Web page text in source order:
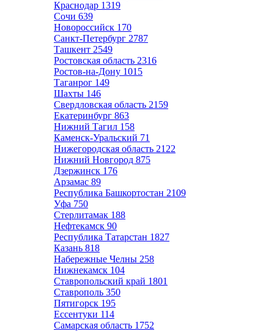
Краснодар 1319
Сочи 639
Новороссийск 170
Санкт-Петербург 2787
Ташкент 2549
Ростовская область 2316
Ростов-на-Дону 1015
Таганрог 149
Шахты 146
Свердловская область 2159
Екатеринбург 863
Нижний Тагил 158
Каменск-Уральский 71
Нижегородская область 2122
Нижний Новгород 875
Дзержинск 176
Арзамас 89
Республика Башкортостан 2109
Уфа 750
Стерлитамак 188
Нефтекамск 90
Республика Татарстан 1827
Казань 818
Набережные Челны 258
Нижнекамск 104
Ставропольский край 1801
Ставрополь 350
Пятигорск 195
Ессентуки 114
Самарская область 1752